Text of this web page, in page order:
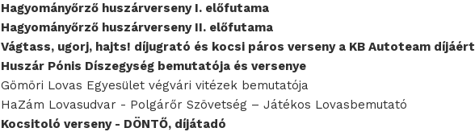
Hagyományőrző huszárverseny I. előfutama
Hagyományőrző huszárverseny II. előfutama
Vágtass, ugorj, hajts! díjugrató és kocsi páros verseny a KB Autoteam díjáért
Huszár Pónis Díszegység bemutatója és versenye
Gömöri Lovas Egyesület végvári vitézek bemutatója
HaZám Lovasudvar - Polgárőr Szövetség – Játékos Lovasbemutató
Kocsitoló verseny - DÖNTŐ, díjátadó